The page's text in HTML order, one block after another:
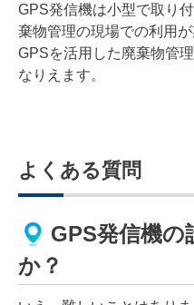
GPS発信機は小型で取り
棄物管理の現場での利用が
GPSを活用した廃棄物管
なりえます。
よくある質問
GPS発信機の
か？